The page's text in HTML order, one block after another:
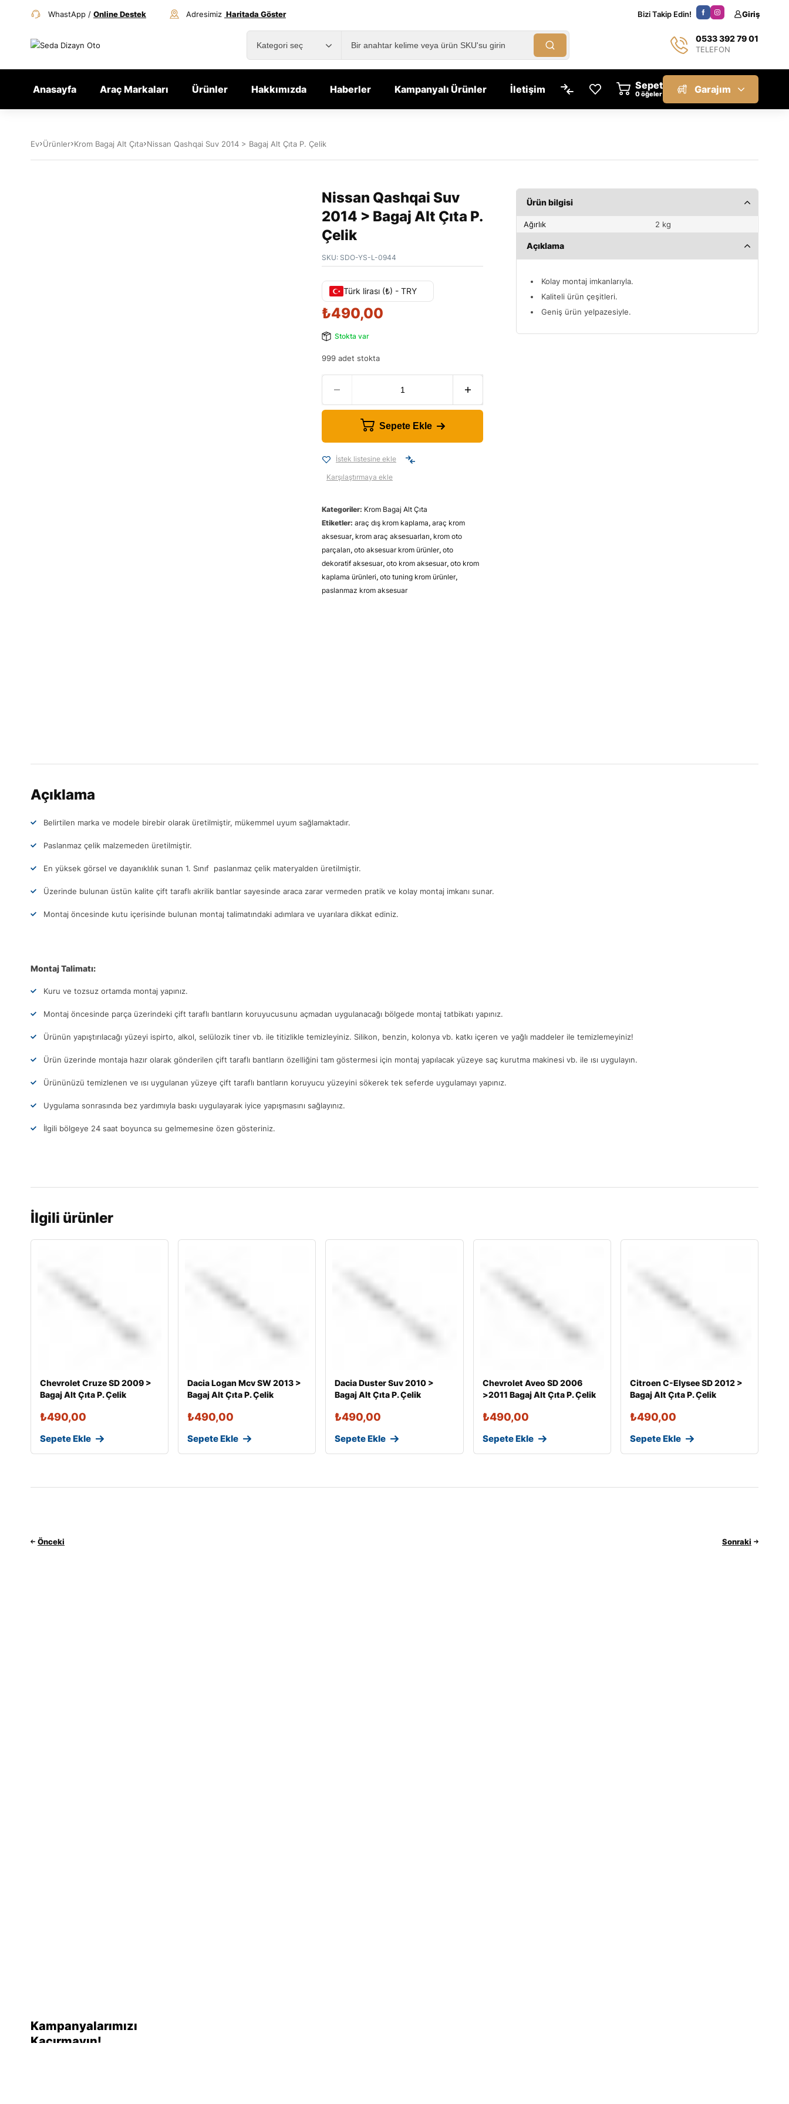
WhastApp / Online Destek Adresimiz Haritada Göster Bizi Takip Edin! Giriş
0533 392 79 01
TELEFON
Anasayfa Araç Markaları Ürünler Hakkımızda Haberler Kampanyalı Ürünler İletişim Sepet
öğeler Garajım
Ev Ürünler Krom Bagaj Alt Çıta Nissan Qashqai Suv 2014 > Bagaj Alt Çıta P. Çelik
Nissan Qashqai Suv
2014 > Bagaj Alt Çıta P.
Çelik
SKU: SDO-YS-L-0944
Türk lirası (₺) - TRY
₺490,00
Stokta var
999 adet stokta
Sepete Ekle
İstek listesine ekle
Karşılaştırmaya ekle
Kategoriler: Krom Bagaj Alt Çıta
Etiketler: araç dış krom kaplama, araç krom
aksesuar, krom araç aksesuarları, krom oto
parçaları, oto aksesuar krom ürünler, oto
dekoratif aksesuar, oto krom aksesuar, oto krom
kaplama ürünleri, oto tuning krom ürünler,
paslanmaz krom aksesuar
Ürün bilgisi
Ağırlık 2 kg
Açıklama
Kolay montaj imkanlarıyla.
Kaliteli ürün çeşitleri.
Geniş ürün yelpazesiyle.
Açıklama
Belirtilen marka ve modele birebir olarak üretilmiştir, mükemmel uyum sağlamaktadır.
Paslanmaz çelik malzemeden üretilmiştir.
En yüksek görsel ve dayanıklılık sunan 1. Sınıf paslanmaz çelik materyalden üretilmiştir.
Üzerinde bulunan üstün kalite çift taraflı akrilik bantlar sayesinde araca zarar vermeden pratik ve kolay montaj imkanı sunar.
Montaj öncesinde kutu içerisinde bulunan montaj talimatındaki adımlara ve uyarılara dikkat ediniz.
Montaj Talimatı:
Kuru ve tozsuz ortamda montaj yapınız.
Montaj öncesinde parça üzerindeki çift taraflı bantların koruyucusunu açmadan uygulanacağı bölgede montaj tatbikatı yapınız.
Ürünün yapıştırılacağı yüzeyi ispirto, alkol, selülozik tiner vb. ile titizlikle temizleyiniz. Silikon, benzin, kolonya vb. katkı içeren ve yağlı maddeler ile temizlemeyiniz!
Ürün üzerinde montaja hazır olarak gönderilen çift taraflı bantların özelliğini tam göstermesi için montaj yapılacak yüzeye saç kurutma makinesi vb. ile ısı uygulayın.
Ürününüzü temizlenen ve ısı uygulanan yüzeye çift taraflı bantların koruyucu yüzeyini sökerek tek seferde uygulamayı yapınız.
Uygulama sonrasında bez yardımıyla baskı uygulayarak iyice yapışmasını sağlayınız.
İlgili bölgeye 24 saat boyunca su gelmemesine özen gösteriniz.
İlgili ürünler
Chevrolet Cruze SD 2009 >
Bagaj Alt Çıta P. Çelik
₺490,00
Sepete Ekle
Dacia Logan Mcv SW 2013 >
Bagaj Alt Çıta P. Çelik
₺490,00
Sepete Ekle
Dacia Duster Suv 2010 >
Bagaj Alt Çıta P. Çelik
₺490,00
Sepete Ekle
Chevrolet Aveo SD 2006
>2011 Bagaj Alt Çıta P. Çelik
₺490,00
Sepete Ekle
Citroen C-Elysee SD 2012 >
Bagaj Alt Çıta P. Çelik
₺490,00
Sepete Ekle
Önceki Sonraki
Kampanyalarımızı
Kaçırmayın!